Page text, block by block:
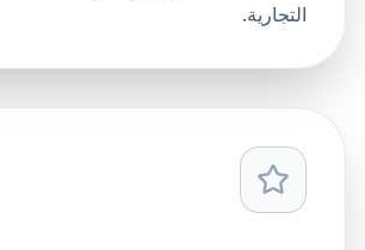
التجارية.